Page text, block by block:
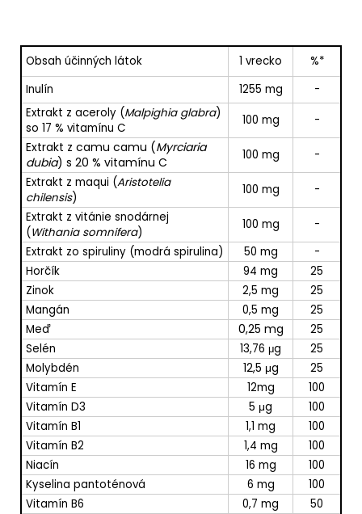
Obsah účinných látok 1 vrecko
%*
Inulín
1255 mg
-
Extrakt z aceroly (Malpighia glabra)
so 17 % vitamínu C
100 mg -
Extrakt z camu camu (Myrciaria
dubia) s 20 % vitamínu C 100 mg
-
Extrakt z maqui (Aristotelia
chilensis)
100 mg
-
Extrakt z vitánie snodárnej
(Withania somnifera)
100 mg
-
Extrakt zo spiruliny (modrá spirulina)
50 mg
-
Horčík
94 mg
25
Zinok
2,5 mg
25
Mangán
0,5 mg
25
Meď
0,25 mg
25
Selén
13,76 μg
25
Molybdén
12,5 μg
25
Vitamín E
12mg
100
Vitamín D3
5 μg
100
Vitamín B1
1,1 mg
100
Vitamín B2
1,4 mg
100
Niacín
16 mg
100
Kyselina pantoténová
6 mg
100
Vitamín B6
0,7 mg
50